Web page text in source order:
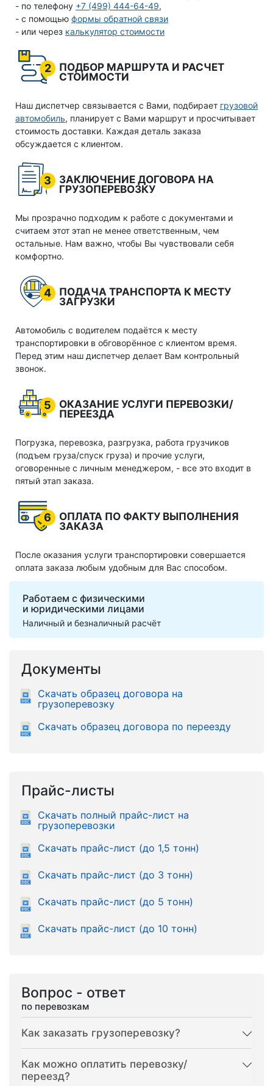
- по телефону +7 (499) 444-64-49,
- с помощью формы обратной связи
- или через калькулятор стоимости
2
ПОДБОР МАРШРУТА И РАСЧЕТ
СТОИМОСТИ
Наш диспетчер связывается с Вами, подбирает грузовой
автомобиль, планирует с Вами маршрут и просчитывает
стоимость доставки. Каждая деталь заказа
обсуждается с клиентом.
3
ЗАКЛЮЧЕНИЕ ДОГОВОРА НА
ГРУЗОПЕРЕВОЗКУ
Мы прозрачно подходим к работе с документами и
считаем этот этап не менее ответственным, чем
остальные. Нам важно, чтобы Вы чувствовали себя
комфортно.
4
ПОДАЧА ТРАНСПОРТА К МЕСТУ
ЗАГРУЗКИ
Автомобиль с водителем подаётся к месту
транспортировки в обговорённое с клиентом время.
Перед этим наш диспетчер делает Вам контрольный
звонок.
5
ОКАЗАНИЕ УСЛУГИ ПЕРЕВОЗКИ/
ПЕРЕЕЗДА
Погрузка, перевозка, разгрузка, работа грузчиков
(подъем груза/спуск груза) и прочие услуги,
оговоренные с личным менеджером, - все это входит в
пятый этап заказа.
6
ОПЛАТА ПО ФАКТУ ВЫПОЛНЕНИЯ
ЗАКАЗА
После оказания услуги транспортировки совершается
оплата заказа любым удобным для Вас способом.
Работаем с физическими
и юридическими лицами
Наличный и безналичный расчёт
Документы
Скачать образец договора на
грузоперевозку
Скачать образец договора по переезду
Прайс-листы
Скачать полный прайс-лист на
грузоперевозки
Скачать прайс-лист (до 1,5 тонн)
Скачать прайс-лист (до 3 тонн)
Скачать прайс-лист (до 5 тонн)
Скачать прайс-лист (до 10 тонн)
Вопрос - ответ
по перевозкам
Как заказать грузоперевозку?
Как можно оплатить перевозку/
переезд?